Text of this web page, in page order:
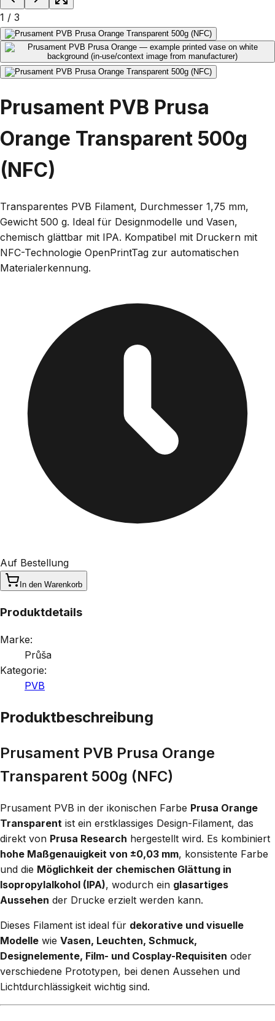
1 / 3
Prusament PVB Prusa
Orange Transparent 500g
(NFC)
Transparentes PVB Filament, Durchmesser 1,75 mm,
Gewicht 500 g. Ideal für Designmodelle und Vasen,
chemisch glättbar mit IPA. Kompatibel mit Druckern mit
NFC-Technologie OpenPrintTag zur automatischen
Materialerkennung.
Auf Bestellung
In den Warenkorb
Produktdetails
Marke:
Průša
Kategorie:
PVB
Produktbeschreibung
Prusament PVB Prusa Orange
Transparent 500g (NFC)
Prusament PVB in der ikonischen Farbe Prusa Orange
Transparent ist ein erstklassiges Design-Filament, das
direkt von Prusa Research hergestellt wird. Es kombiniert
hohe Maßgenauigkeit von ±0,03 mm, konsistente Farbe
und die Möglichkeit der chemischen Glättung in
Isopropylalkohol (IPA), wodurch ein glasartiges
Aussehen der Drucke erzielt werden kann.
Dieses Filament ist ideal für dekorative und visuelle
Modelle wie Vasen, Leuchten, Schmuck,
Designelemente, Film- und Cosplay-Requisiten oder
verschiedene Prototypen, bei denen Aussehen und
Lichtdurchlässigkeit wichtig sind.